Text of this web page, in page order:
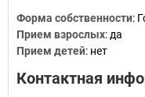
Форма собственности:
Прием взрослых: да
Прием детей: нет
Контактная